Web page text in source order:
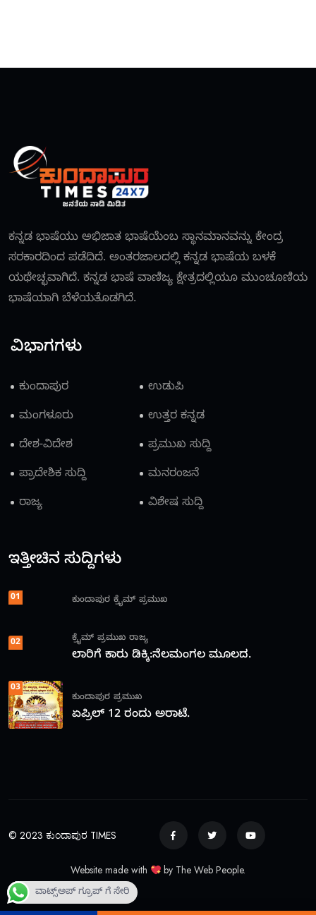
ಕನ್ನಡ ಭಾಷೆಯು ಅಭಿಜಾತ ಭಾಷೆಯೆಂಬ ಸ್ಥಾನಮಾನವನ್ನು ಕೇಂದ್ರ
ಸರಕಾರದಿಂದ ಪಡೆದಿದೆ. ಅಂತರಜಾಲದಲ್ಲಿ ಕನ್ನಡ ಭಾಷೆಯ ಬಳಕೆ
ಯಥೇಚ್ಛವಾಗಿದೆ. ಕನ್ನಡ ಭಾಷೆ ವಾಣಿಜ್ಯ ಕ್ಷೇತ್ರದಲ್ಲಿಯೂ ಮುಂಚೂಣಿಯ
ಭಾಷೆಯಾಗಿ ಬೆಳೆಯತೊಡಗಿದೆ.
ವಿಭಾಗಗಳು
ಕುಂದಾಪುರ
ಉಡುಪಿ
ಮಂಗಳೂರು
ಉತ್ತರ ಕನ್ನಡ
ದೇಶ-ವಿದೇಶ
ಪ್ರಮುಖ ಸುದ್ದಿ
ಪ್ರಾದೇಶಿಕ ಸುದ್ದಿ
ಮನರಂಜನೆ
ರಾಜ್ಯ
ವಿಶೇಷ ಸುದ್ದಿ
ಇತ್ತೀಚಿನ ಸುದ್ದಿಗಳು
01 ಕುಂದಾಪುರ ಕ್ರೈಮ್ ಪ್ರಮುಖ
02 ಕ್ರೈಮ್ ಪ್ರಮುಖ ರಾಜ್ಯ
ಲಾರಿಗೆ ಕಾರು ಡಿಕ್ಕಿ:ನೆಲಮಂಗಲ ಮೂಲದ.
03
ಕುಂದಾಪುರ ಪ್ರಮುಖ
ಏಪ್ರಿಲ್ 12 ರಂದು ಅರಾಟೆ.
© 2023 ಕುಂದಾಪುರ TIMES
Website made with by The Web People.
ವಾಟ್ಸ್ಅಪ್ ಗ್ರೂಪ್ ಗೆ ಸೇರಿ